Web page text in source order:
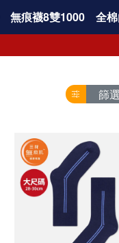
無痕襪8雙1000
全
篩